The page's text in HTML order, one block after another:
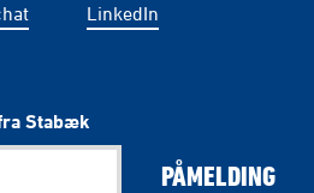
LinkedIn
Stabæk
PÅMELDING